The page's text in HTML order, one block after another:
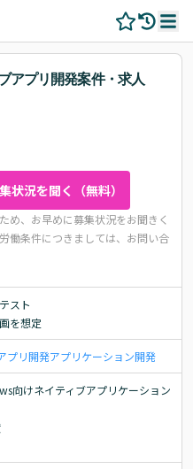
アプリ開発案件・求人
状況を聞く（無料）
め、お早めに募集状況をお聞きく
働条件につきましては、お問い合
スト
を想定
プリ開発アプリケーション開発
向けネイティブアプリケーション